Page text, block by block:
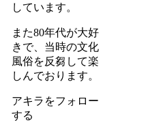
しています。
また80年代が大好
きで、当時の文化
風俗を反芻して楽
しんでおります。
アキラをフォロー
する